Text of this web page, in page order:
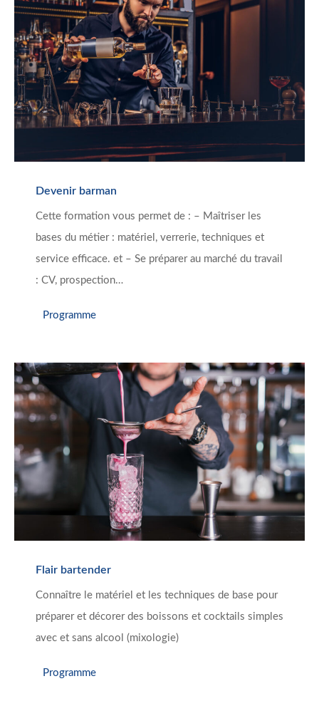
Devenir barman
Cette formation vous permet de : – Maîtriser les
bases du métier : matériel, verrerie, techniques et
service efficace. et – Se préparer au marché du travail
: CV, prospection…
Programme
Flair bartender
Connaître le matériel et les techniques de base pour
préparer et décorer des boissons et cocktails simples
avec et sans alcool (mixologie)
Programme